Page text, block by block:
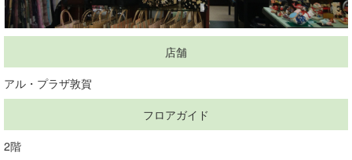
店舗
アル・プラザ敦賀
フロアガイド
2階